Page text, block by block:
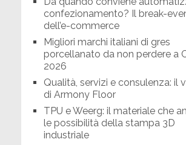
confezionamento? Il break-
dell’e-commerce
Migliori marchi italiani di gres
porcellanato da non perdere a
2026
Qualità, servizi e consulenza: il
di Armony Floor
TPU e Weerg: il materiale che
le possibilità della stampa 3D
industriale